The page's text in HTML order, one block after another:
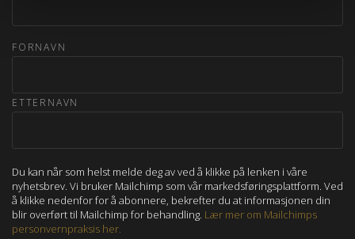
FORNAVN
ETTERNAVN
Du kan når som helst melde deg av ved å klikke på lenken i våre
nyhetsbrev. Vi bruker Mailchimp som vår markedsføringsplattform. Ved
å klikke nedenfor for å abonnere, bekrefter du at informasjonen din
blir overført til Mailchimp for behandling. Lær mer om Mailchimps
personvernpraksis her.